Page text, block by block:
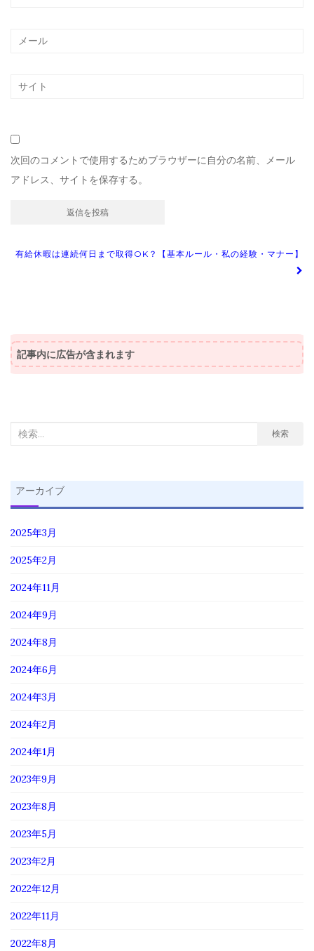
次回のコメントで使用するためブラウザーに自分の名前、メール
アドレス、サイトを保存する。
投
ゲ
ー
ン
有給休暇は連続何日まで取得OK？【基本ルール・私の経験・マナー】
記事内に広告が含まれます
検
象:
検索
アーカイブ
2025年3月
2025年2月
2024年11月
2024年9月
2024年8月
2024年6月
2024年3月
2024年2月
2024年1月
2023年9月
2023年8月
2023年5月
2023年2月
2022年12月
2022年11月
2022年8月